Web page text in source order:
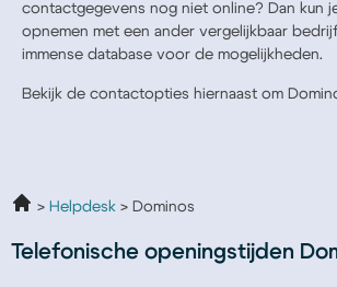
contactgegevens nog niet online? Dan kun
opnemen met een ander vergelijkbaar
immense database voor de mogelijkheden.
Bekijk de contactopties hiernaast om
Helpdesk Dominos
Telefonische openingstijden